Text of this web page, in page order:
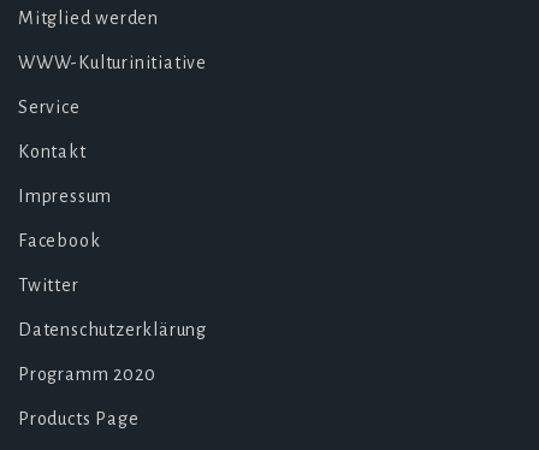
Mitglied werden
WWW-Kulturinitiative
Service
Kontakt
Impressum
Facebook
Twitter
Datenschutzerklärung
Programm 2020
Products Page